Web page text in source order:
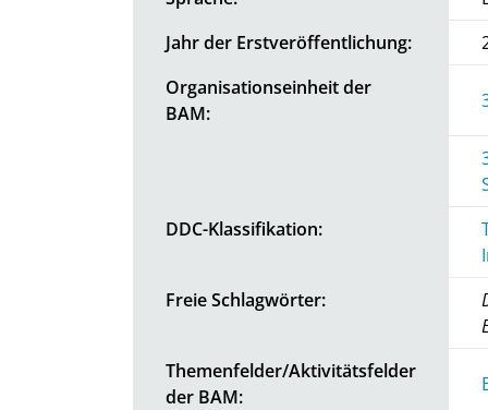
Jahr der Erstveröffentlichung:
Organisationseinheit der
BAM:
DDC-Klassifikation:
Freie Schlagwörter:
Themenfelder/Aktivitätsfelder
der BAM: